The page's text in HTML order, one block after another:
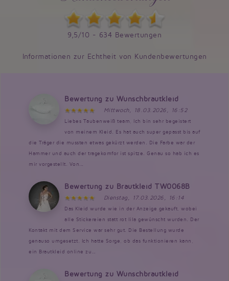
9,5/10 - 634 Bewertungen
Informationen zur Echtheit von Kundenbewertungen
Bewertung zu Wunschbrautkleid
Mittwoch, 18.03.2026, 16:52
Liebes Taubenweiß team, Ich bin sehr begeistert
von meinem Kleid. Es hat auch super gepasst bis auf
die Träger die mussten etwas gekürzt werden. Die Farbe war der
Hammer und auch der tragekomfor ist spitze. Genau so hab ich es
mir vorgestellt. Von...
Bewertung zu Brautkleid TW0068B
Dienstag, 17.03.2026, 16:14
Das Kleid wurde wie in der Anzeige gekauft, wobei
alle Stickereien statt rot lila gewünscht wurden. Der
Kontakt mit dem Service war sehr gut. Die Bestellung wurde
genauso umgesetzt. Ich hatte Sorge, ob das funktionieren kann,
ein Brautkleid online zu...
Bewertung zu Wunschbrautkleid